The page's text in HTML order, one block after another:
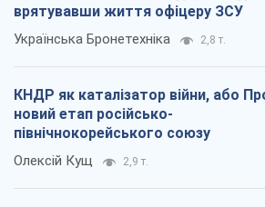
врятувавши життя офіцеру ЗСУ
Українська Бронетехніка 2,8 т.
КНДР як каталізатор війни, або
новий етап російсько-
північнокорейського союзу
Олексій Кущ 2,9 т.